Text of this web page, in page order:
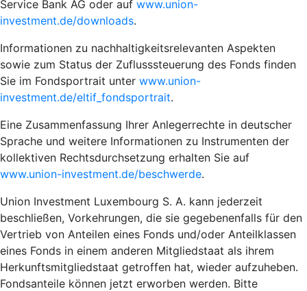
Service Bank AG oder auf www.union-
investment.de/downloads.
Informationen zu nachhaltigkeitsrelevanten Aspekten
sowie zum Status der Zuflusssteuerung des Fonds finden
Sie im Fondsportrait unter www.union-
investment.de/eltif_fondsportrait.
Eine Zusammenfassung Ihrer Anlegerrechte in deutscher
Sprache und weitere Informationen zu Instrumenten der
kollektiven Rechtsdurchsetzung erhalten Sie auf
www.union-investment.de/beschwerde.
Union Investment Luxembourg S. A. kann jederzeit
beschließen, Vorkehrungen, die sie gegebenenfalls für den
Vertrieb von Anteilen eines Fonds und/oder Anteilklassen
eines Fonds in einem anderen Mitgliedstaat als ihrem
Herkunftsmitgliedstaat getroffen hat, wieder aufzuheben.
Fondsanteile können jetzt erworben werden. Bitte